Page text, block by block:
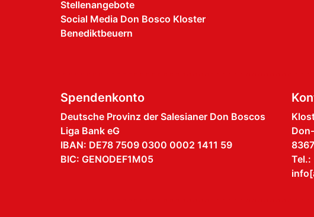
Stellenangebote
Social Media Don Bosco Kloster
Benediktbeuern
Spendenkonto
Deutsche Provinz der Salesianer Don Boscos
Liga Bank eG
IBAN: DE78 7509 0300 0002 1411 59
BIC: GENODEF1M05
Tel.: